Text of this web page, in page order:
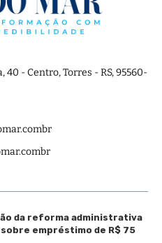
40 - Centro, Torres - RS, 95560-
da reforma administrativa
empréstimo de R$ 75